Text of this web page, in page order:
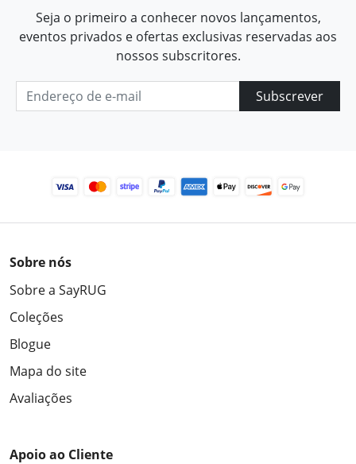
Seja o primeiro a conhecer novos lançamentos,
eventos privados e ofertas exclusivas reservadas aos
nossos subscritores.
Subscrever
Sobre nós
Sobre a SayRUG
Coleções
Blogue
Mapa do site
Avaliações
Apoio ao Cliente